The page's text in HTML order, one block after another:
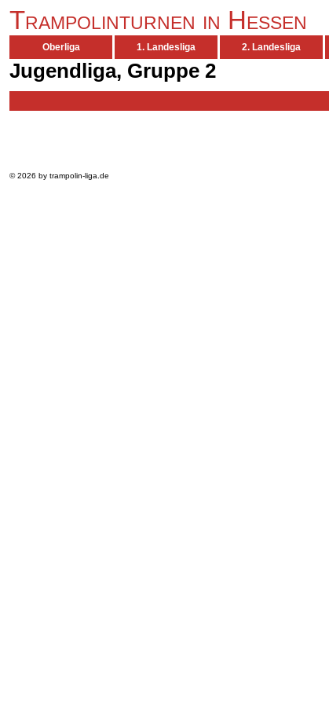
Trampolinturnen in Hessen
Oberliga 1. Landesliga 2. Landesliga
Jugendliga, Gruppe 2
© 2026 by trampolin-liga.de